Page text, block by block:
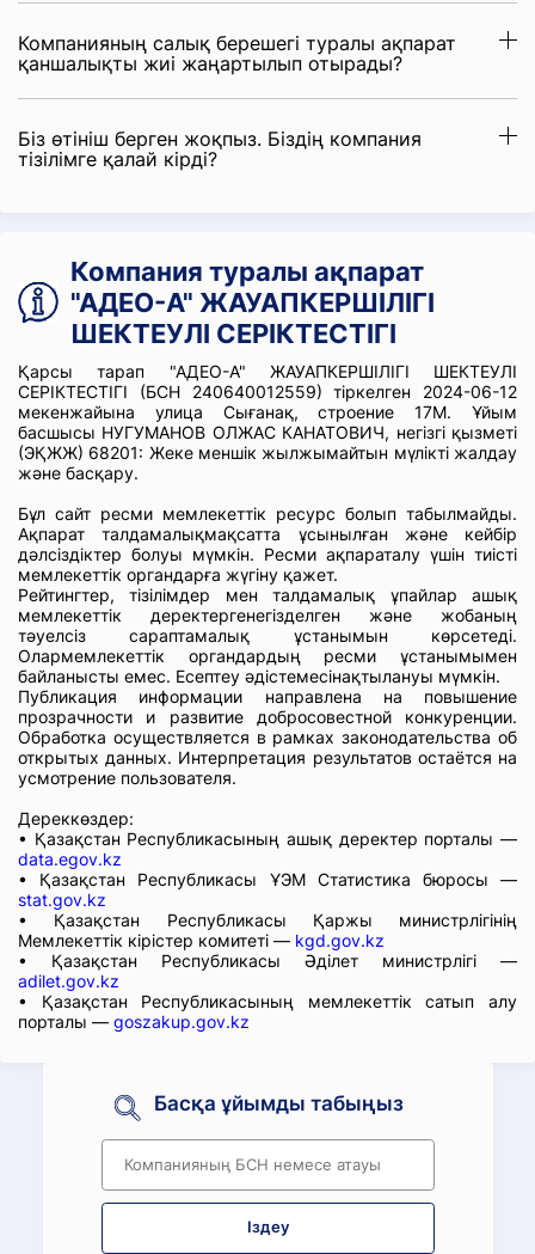
Компанияның салық берешегі туралы ақпарат
қаншалықты жиі жаңартылып отырады?
Біз өтініш берген жоқпыз. Біздің компания
тізілімге қалай кірді?
Компания туралы ақпарат
"АДЕО-А" ЖАУАПКЕРШІЛІГІ
ШЕКТЕУЛІ СЕРІКТЕСТІГІ
Қарсы тарап "АДЕО-А" ЖАУАПКЕРШІЛІГІ ШЕКТЕУЛІ
СЕРІКТЕСТІГІ (БСН 240640012559) тіркелген 2024-06-12
мекенжайына улица Сығанақ, строение 17М. Ұйым
басшысы НУГУМАНОВ ОЛЖАС КАНАТОВИЧ, негізгі қызметі
(ЭҚЖЖ) 68201: Жеке меншік жылжымайтын мүлікті жалдау
және басқару.
Бұл сайт ресми мемлекеттік ресурс болып табылмайды.
Ақпарат талдамалықмақсатта ұсынылған және кейбір
дәлсіздіктер болуы мүмкін. Ресми ақпараталу үшін тиісті
мемлекеттік органдарға жүгіну қажет.
Рейтингтер, тізілімдер мен талдамалық ұпайлар ашық
мемлекеттік деректергенегізделген және жобаның
тәуелсіз сараптамалық ұстанымын көрсетеді.
Олармемлекеттік органдардың ресми ұстанымымен
байланысты емес. Есептеу әдістемесінақтылануы мүмкін.
Публикация информации направлена на повышение
прозрачности и развитие добросовестной конкуренции.
Обработка осуществляется в рамках законодательства об
открытых данных. Интерпретация результатов остаётся на
усмотрение пользователя.
Дереккөздер:
• Қазақстан Республикасының ашық деректер порталы —
data.egov.kz
• Қазақстан Республикасы ҰЭМ Статистика бюросы —
stat.gov.kz
• Қазақстан Республикасы Қаржы министрлігінің
Мемлекеттік кірістер комитеті — kgd.gov.kz
• Қазақстан Республикасы Әділет министрлігі —
adilet.gov.kz
• Қазақстан Республикасының мемлекеттік сатып алу
порталы — goszakup.gov.kz
Басқа ұйымды табыңыз
Іздеу